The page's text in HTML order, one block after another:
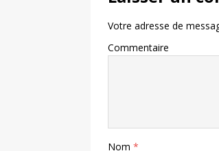
Votre adresse de
Commentaire
Nom *